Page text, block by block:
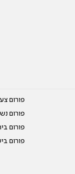
פורום
פורום
פורום
פורום